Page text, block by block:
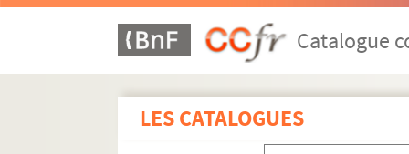
Catalogue
LES CATALOGUES